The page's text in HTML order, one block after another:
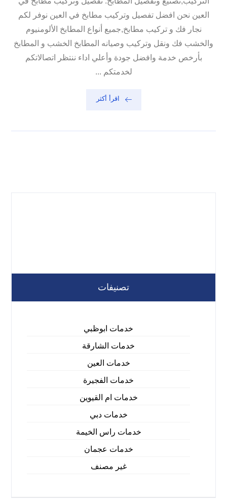
العين نحن افضل تفصيل وتركيب مطابخ في العين نوفر لكم
نجار فك و تركيب مطابخ,جميع أنواع المطابخ الألومنيوم
والخشب فك ونقل وتركيب وصيانه المطابخ الخشب و المطابخ
بأرخص خدمة وافضل جودة وأعلي اداء ننتظر اتصالاتكم
لخدمتكم ...
اقرأ أكثر
تصنيفات
خدمات ابوظبي
خدمات الشارقة
خدمات العين
خدمات الفجيرة
خدمات ام القيوين
خدمات دبي
خدمات راس الخيمة
خدمات عجمان
غير مصنف